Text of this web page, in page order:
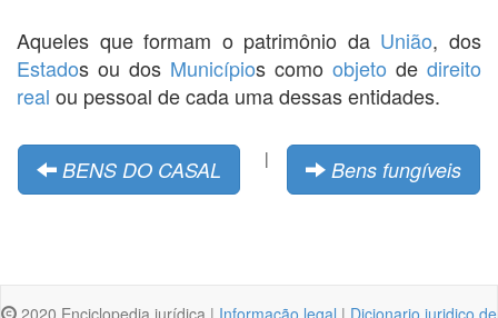
Aqueles que formam o patrimônio da União, dos
Estados ou dos Municípios como objeto de direito
real ou pessoal de cada uma dessas entidades.
BENS DO CASAL | Bens fungíveis
2020 Enciclopedia jurídica | Informação legal | Dicionario juridico de